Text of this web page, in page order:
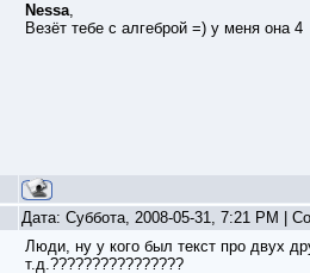
Nessa,
Везёт тебе с алгеброй =) у меня она 4
Дата: Суббота, 2008-05-31, 7:21 PM |
Люди, ну у кого был текст про двух
т.д.????????????????